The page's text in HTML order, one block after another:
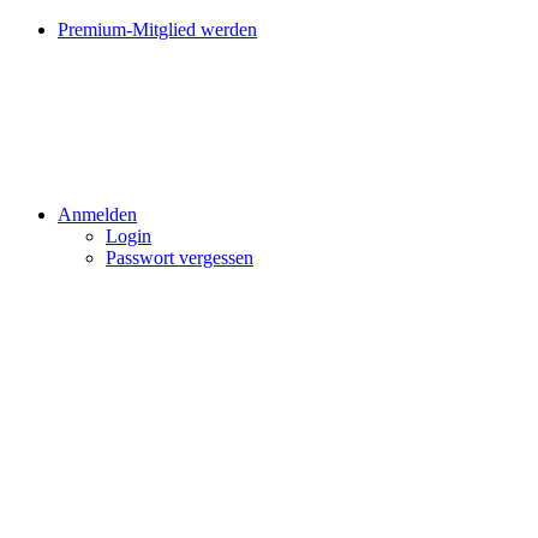
Premium-Mitglied werden
Anmelden
Login
Passwort vergessen